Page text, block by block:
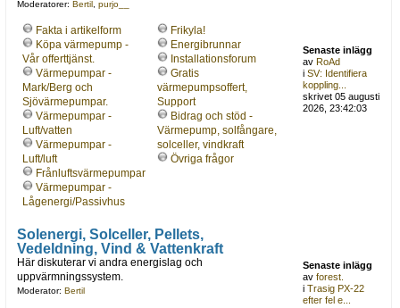
Moderatorer: Bertil, purjo__
Fakta i artikelform
Köpa värmepump -
Vår offerttjänst.
Värmepumpar -
Mark/Berg och
Sjövärmepumpar.
Värmepumpar -
Luft/vatten
Värmepumpar -
Luft/luft
Frånluftsvärmepumpar
Värmepumpar -
Lågenergi/Passivhus
Frikyla!
Energibrunnar
Installationsforum
Gratis
värmepumpsoffert,
Support
Bidrag och stöd -
Värmepump, solfångare,
solceller, vindkraft
Övriga frågor
Senaste inlägg
avRoAd
iSV: Identifiera
koppling...
skrivet 05 augusti
2026, 23:42:03
Solenergi, Solceller, Pellets,
Vedeldning, Vind & Vattenkraft
Här diskuterar vi andra energislag och
uppvärmningssystem.
Moderator: Bertil
Senaste inlägg
avforest.
iTrasig PX-22
efter fel e...